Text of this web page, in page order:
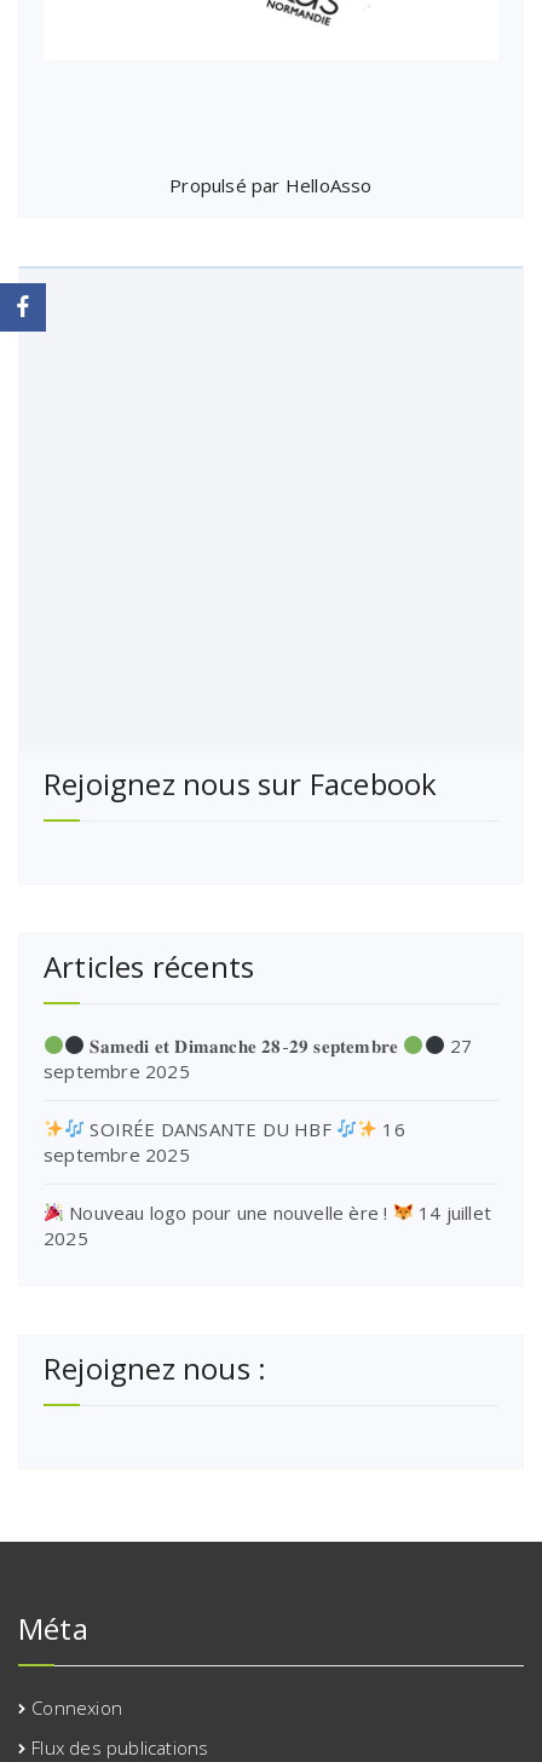
Propulsé par HelloAsso
Rejoignez nous sur Facebook
Articles récents
𝐒𝐚𝐦𝐞𝐝𝐢 𝐞𝐭 𝐃𝐢𝐦𝐚𝐧𝐜𝐡𝐞 𝟐𝟖-𝟐𝟗 𝐬𝐞𝐩𝐭𝐞𝐦𝐛𝐫𝐞
27
septembre 2025
SOIRÉE DANSANTE DU HBF
16
septembre 2025
Nouveau logo pour une nouvelle ère !
14 juillet
2025
Rejoignez nous :
Méta
Connexion
Flux des publications